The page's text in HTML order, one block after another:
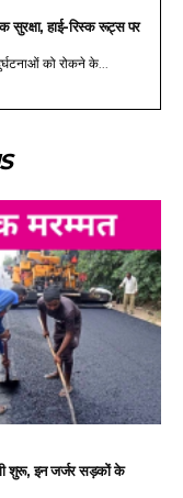
सुरक्षा, हाई-रिस्क रूट्स पर
को रोकने के...
शुरू, इन जर्जर सड़कों के